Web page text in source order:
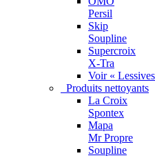
Persil
Skip
Soupline
Supercroix
X-Tra
Voir «
Produits nettoyants
La Croix
Spontex
Mapa
Mr Propre
Soupline